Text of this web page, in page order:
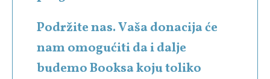
Podržite nas. Vaša donacija će
nam omogućiti da i dalje
budemo Booksa koju toliko